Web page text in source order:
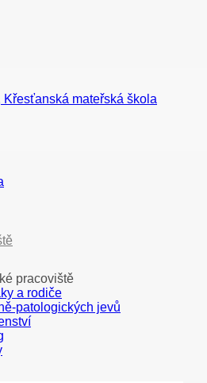
Křesťanská mateřská škola
pracoviště
a rodiče
patologických jevů